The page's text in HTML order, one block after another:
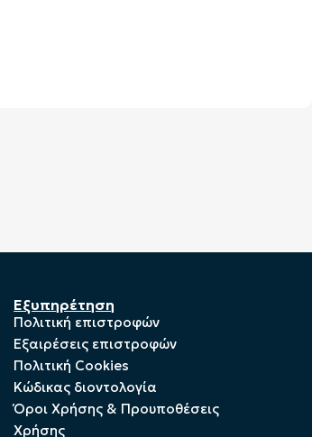
Εξυπηρέτηση
Πολιτική επιστροφών
Εξαιρέσεις επιστροφών
Πολιτική Cookies
Kώδικας διοντολογία
Όροι Χρήσης & Προυποθέσεις
Χρήσης